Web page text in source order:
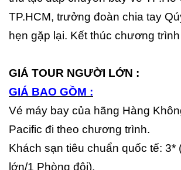
TP.HCM, trưởng đoàn chia tay
hẹn gặp lại. Kết thúc chương
GIÁ TOUR NGƯỜI LỚN :
GIÁ BAO GỒM :
Vé máy bay của hãng Hàng
Pacific đi theo chương trình.
Khách sạn tiêu chuẩn quốc tế: 3*
lớn/1 Phòng đôi).